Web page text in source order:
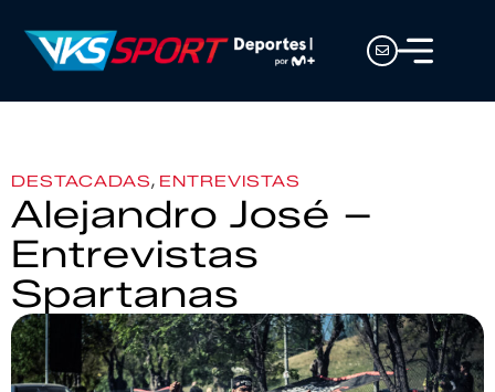
DESTACADAS, ENTREVISTAS
Alejandro José –
Entrevistas
Spartanas